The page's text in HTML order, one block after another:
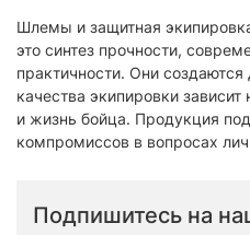
Шлемы и защитная
это синтез прочности,
практичности. Они
качества экипировки
и жизнь бойца. Продукция
компромиссов в вопросах
Подпишитесь на